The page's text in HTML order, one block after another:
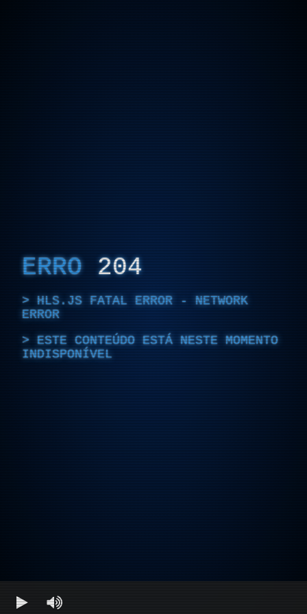
ERRO 204
HLS.JS FATAL ERROR - NETWORK
ERROR
ESTE CONTEÚDO ESTÁ NESTE MOMENTO
INDISPONÍVEL